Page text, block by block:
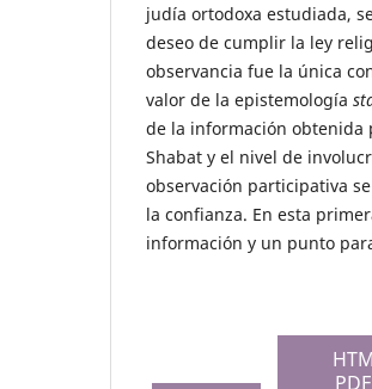
judía ortodoxa estudiada,
deseo de cumplir la ley
observancia fue la única
valor de la epistemología
de la información obtenida
Shabat y el nivel de
observación participativa
la confianza. En esta
información y un punto